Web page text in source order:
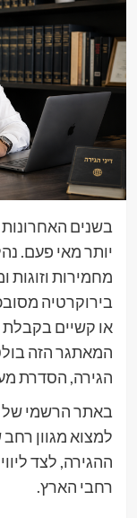
בשנים
יותר מאי פעם.
מחמירות
בירוקרטיה
או קשיים
המאתגר הזה
הגירה, הסדרת
באתר הרשמי של
למצוא מגוון
ההגירה, לצד
רחבי הארץ.